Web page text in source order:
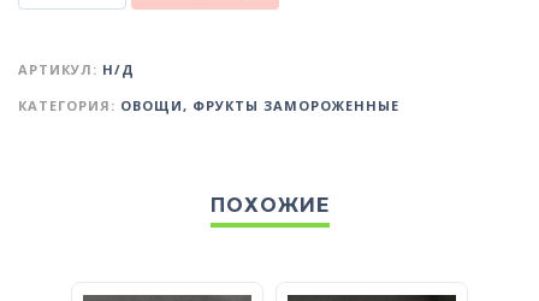
АРТИКУЛ: Н/Д
КАТЕГОРИЯ: ОВОЩИ, ФРУКТЫ ЗАМОРОЖЕННЫЕ
ПОХОЖИЕ